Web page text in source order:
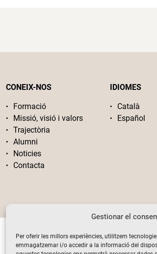
Gestionar el
Per oferir les millors experiències, utilitzem
emmagatzemar i/o accedir a la informació del
CONEIX-NOS
Formació
Missió, visió i valors
Trajectòria
Alumni
Noticies
Contacta
IDIOMES
Català
Español